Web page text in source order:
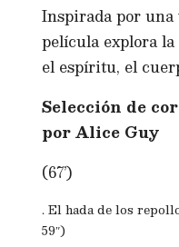
Inspirada por
película explora
el espíritu, el
Selección de
por Alice Guy
(67’)
. El hada de los
59″)